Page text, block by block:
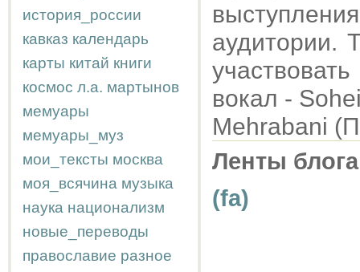
история_россии
кавказ календарь
карты китай книги
космос л.а. мартынов
мемуары
мемуары_муз
мои_тексты москва
моя_всячина музыка
наука национализм
новые_переводы
православие разное
аудитории.
вокал -
Mehrabani
Ленты
(fa)